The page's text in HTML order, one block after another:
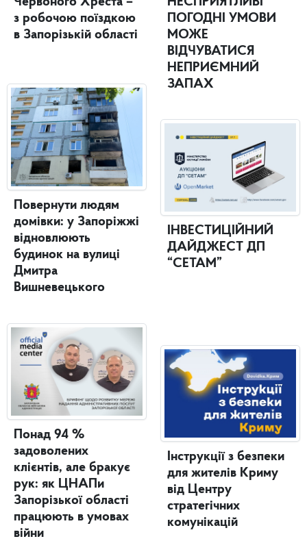
з робочою поїздкою
в Запорізькій області
Повернути людям
домівки: у Запоріжжі
відновлюють
будинок на вулиці
Дмитра
Вишневецького
Понад 94 %
задоволених
клієнтів, але бракує
рук: як ЦНАПи
Запорізької області
працюють в умовах
війни
ПОГОДНІ УМОВИ
МОЖЕ
ВІДЧУВАТИСЯ
НЕПРИЄМНИЙ
ЗАПАХ
ІНВЕСТИЦІЙНИЙ
ДАЙДЖЕСТ ДП
“СЕТАМ”
Інструкції з безпеки
для жителів Криму
від Центру
стратегічних
комунікацій